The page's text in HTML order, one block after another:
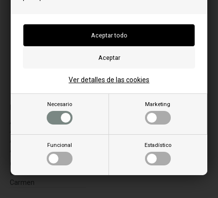
Necesario Marketing
Funcional Estadístico
Ver detalles de las cookies
para el modelo:
A
Adina
Aid0193
Aida
C
Car0193
Carmen